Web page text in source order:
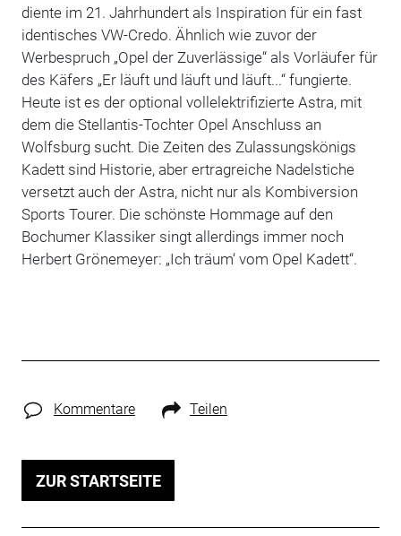
diente im 21. Jahrhundert als Inspiration für ein fast
identisches VW-Credo. Ähnlich wie zuvor der
Werbespruch „Opel der Zuverlässige“ als Vorläufer für
des Käfers „Er läuft und läuft und läuft...“ fungierte.
Heute ist es der optional vollelektrifizierte Astra, mit
dem die Stellantis-Tochter Opel Anschluss an
Wolfsburg sucht. Die Zeiten des Zulassungskönigs
Kadett sind Historie, aber ertragreiche Nadelstiche
versetzt auch der Astra, nicht nur als Kombiversion
Sports Tourer. Die schönste Hommage auf den
Bochumer Klassiker singt allerdings immer noch
Herbert Grönemeyer: „Ich träum‘ vom Opel Kadett“.
Kommentare Teilen
ZUR STARTSEITE